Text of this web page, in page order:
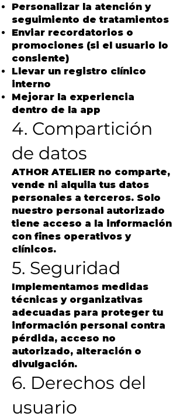
Personalizar la atención y
seguimiento de tratamientos
Enviar recordatorios o
promociones (si el usuario lo
consiente)
Llevar un registro clínico
interno
Mejorar la experiencia
dentro de la app
4. Compartición
de datos
ATHOR ATELIER no comparte,
vende ni alquila tus datos
personales a terceros. Solo
nuestro personal autorizado
tiene acceso a la información
con fines operativos y
clínicos.
5. Seguridad
Implementamos medidas
técnicas y organizativas
adecuadas para proteger tu
información personal contra
pérdida, acceso no
autorizado, alteración o
divulgación.
6. Derechos del
usuario